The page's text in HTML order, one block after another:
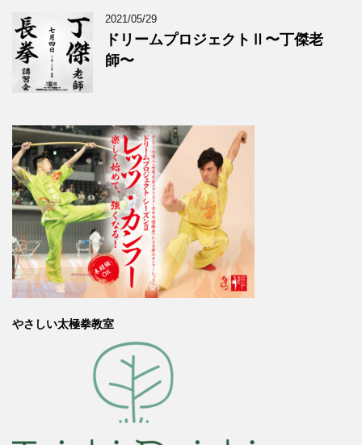
2021/05/29
ドリームプロジェクトⅡ〜丁傑老
師〜
やさしい太極拳教室